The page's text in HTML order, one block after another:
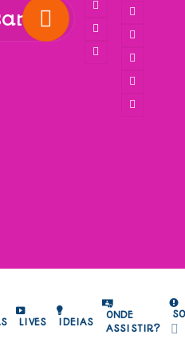
LIVES IDEIAS
ONDE
ASSISTIR?